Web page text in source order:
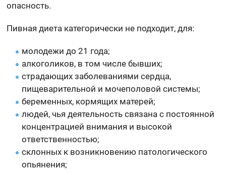
опасность.
Пивная диета категорически не подходит, для:
молодежи до 21 года;
алкоголиков, в том числе бывших;
страдающих заболеваниями сердца,
пищеварительной и мочеполовой системы;
беременных, кормящих матерей;
людей, чья деятельность связана с постоянной
концентрацией внимания и высокой
ответственностью;
склонных к возникновению патологического
опьянения;